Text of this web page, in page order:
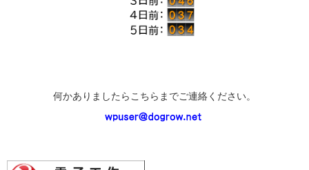
何かありましたらこちらまでご連絡ください。